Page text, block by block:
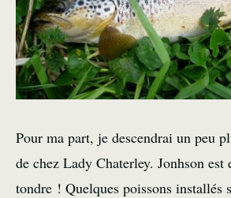
Pour ma part, je descendrai un peu
de chez Lady Chaterley. Jonhson est
tondre ! Quelques poissons installés